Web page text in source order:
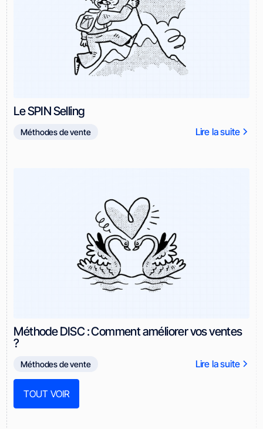
Le SPIN Selling
Méthodes de vente Lire la suite
Méthode DISC : Comment améliorer vos ventes
?
Méthodes de vente Lire la suite
TOUT VOIR